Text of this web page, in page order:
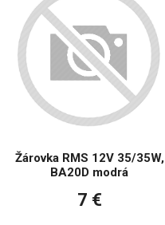
Žárovka RMS 12V 35/35W,
BA20D modrá
7 €